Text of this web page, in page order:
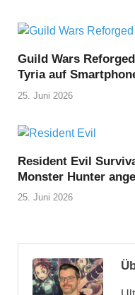
Guild Wars
Tyria auf
25. Juni 2026
Resident Evil
Monster Hunter
25. Juni 2026